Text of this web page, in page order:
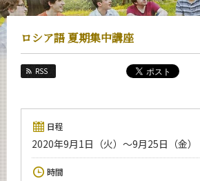
ロシア語 夏期集中講座
RSS
日程
2020年9月1日（火）～9月25日（金）
時間
リベラルアーツ研究教育院について
About Us
教育
Education
活動紹介
Activities
教員紹介
faculty